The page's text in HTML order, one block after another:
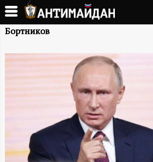
Перейти
основному
А
Н
И
А
Бортников